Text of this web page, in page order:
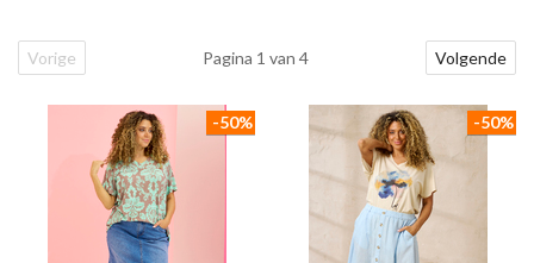
Vorige Pagina 1 van 4 Volgende
-50% -50%